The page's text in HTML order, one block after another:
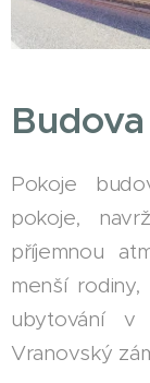
Pokoje
pokoje,
příjemnou
menší
ubytování
Vranovský